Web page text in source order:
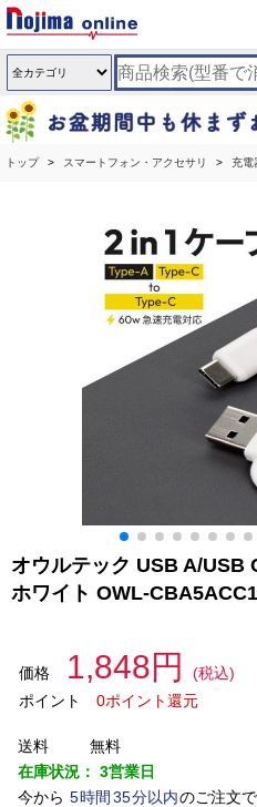
トップ スマートフォン・アクセサリ 充電
オウルテック USB A/USB
ホワイト OWL-
価格 1,848円
(税込)
ポイント
0ポイント還元
送料
無料
在庫状況： 3営業日
今から 5時間 35分以内のご注文